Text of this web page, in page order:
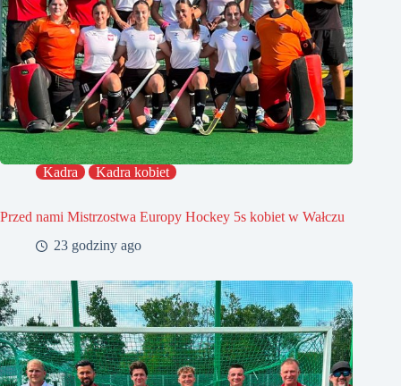
Kadra Kadra kobiet
Przed nami Mistrzostwa Europy Hockey 5s kobiet w Wałczu
23 godziny ago